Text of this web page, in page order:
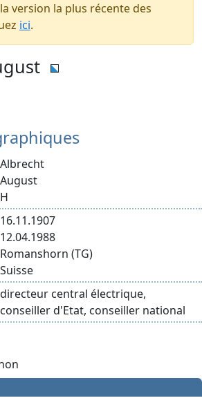
version la plus récente des
ici.
Albrecht
August
H
16.11.1907
12.04.1988
Romanshorn (TG)
Suisse
directeur central électrique,
conseiller d'Etat, conseiller national